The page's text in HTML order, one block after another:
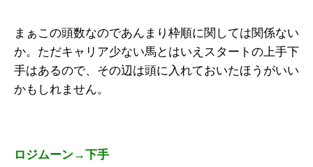
まぁこの頭数なのであんまり枠順に関しては関係ない
か。ただキャリア少ない馬とはいえスタートの上手下
手はあるので、その辺は頭に入れておいたほうがいい
かもしれません。
ロジムーン→下手